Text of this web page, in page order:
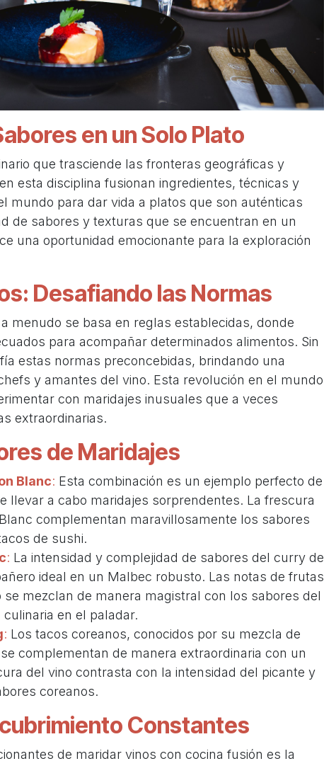
en un Solo P​lato
que trasciende las fronteras geográficas y
esta disciplina fusionan ingredientes, técnicas y
mundo para dar vida a platos que son auténticas
de sabores y texturas que se encuentran en un
una oportunidad emocionante para la exploración
Desafiando las Normas
menudo se basa en reglas establecidas, donde
para acompañar determinados alimentos. Sin
estas normas preconcebidas, brindando una
y amantes del vino. Esta revolución en el mundo
con maridajes inusuales que a veces
extraordinarias.
de Maridajes
Blanc: Esta combinación es un ejemplo perfecto de
llevar a cabo maridajes sorprendentes. La frescura
complementan maravillosamente los sabores
de sushi.
: La intensidad y complejidad de sabores del curry de
ideal en un Malbec robusto. Las notas de frutas
mezclan de manera magistral con los sabores del
en el paladar.
: Los tacos coreanos, conocidos por su mezcla de
complementan de manera extraordinaria con un
del vino contrasta con la intensidad del picante y
coreanos.
Constantes
de maridar vinos con cocina fusión es la